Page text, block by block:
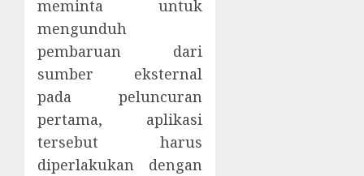
meminta untuk
mengunduh
pembaruan dari
sumber eksternal
pada peluncuran
pertama, aplikasi
tersebut harus
diperlakukan dengan